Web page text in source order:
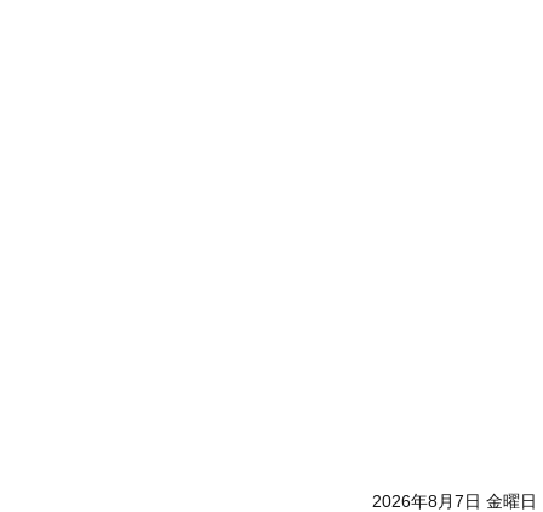
2026年8月7日 金曜日